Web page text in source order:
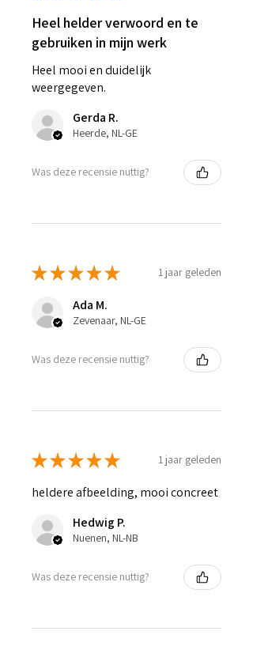
Heel helder verwoord en te
gebruiken in mijn werk
Heel mooi en duidelijk
weergegeven.
Gerda R.
Heerde, NL-GE
Was deze recensie nuttig?
★★★★★ 1 jaar geleden
Ada M.
Zevenaar, NL-GE
Was deze recensie nuttig?
★★★★★ 1 jaar geleden
heldere afbeelding, mooi concreet
Hedwig P.
Nuenen, NL-NB
Was deze recensie nuttig?